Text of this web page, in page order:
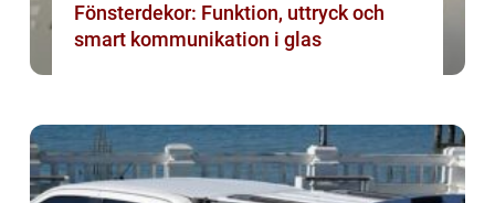
Fönsterdekor: Funktion, uttryck och
smart kommunikation i glas